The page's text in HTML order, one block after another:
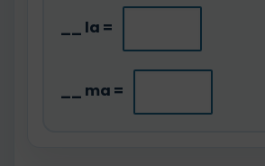
__ la =
__ ma =